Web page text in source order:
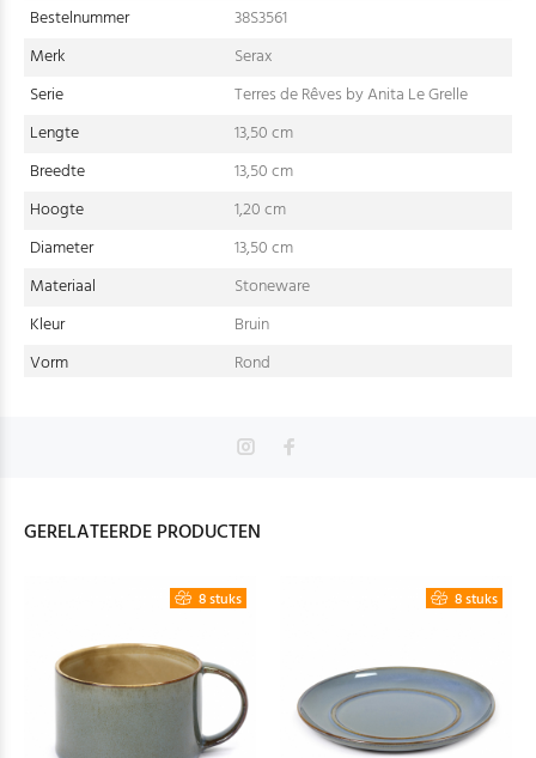
Bestelnummer
38S3561
Merk
Serax
Serie
Terres de Rêves by Anita Le Grelle
Lengte
13,50 cm
Breedte
13,50 cm
Hoogte
1,20 cm
Diameter
13,50 cm
Materiaal
Stoneware
Kleur
Bruin
Vorm
Rond
GERELATEERDE PRODUCTEN
8 stuks 8 stuks